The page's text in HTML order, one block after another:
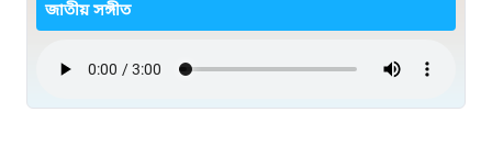
জাতীয় সঙ্গীত